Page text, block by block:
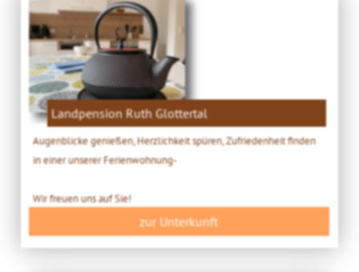
Landpension Ruth Glottertal
Augenblicke genießen, Herzlichkeit spüren, Zufriedenheit finden
in einer unserer Ferienwohnung-
Wir freuen uns auf Sie!
zur Unterkunft